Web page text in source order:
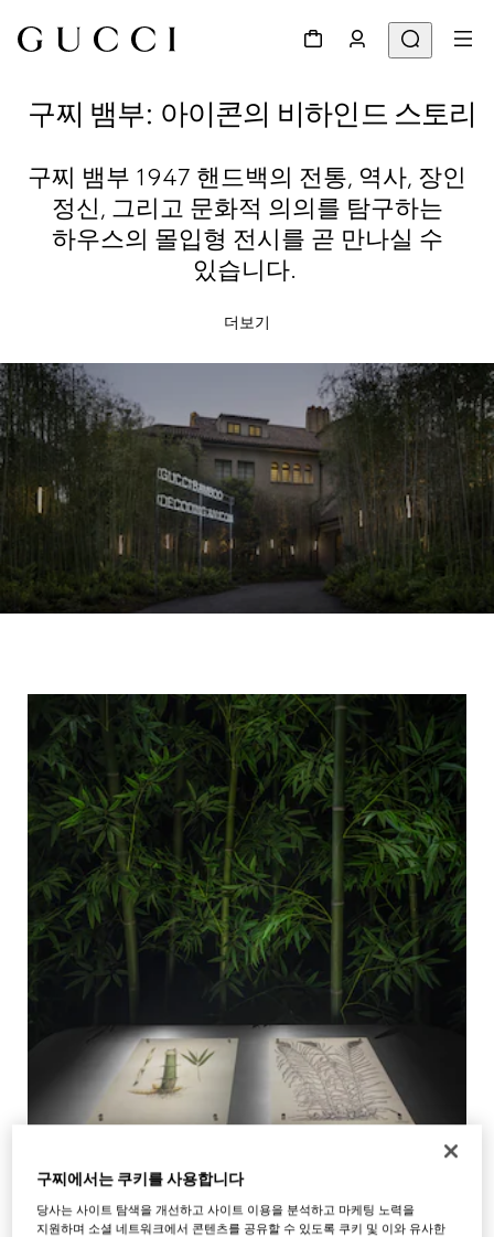
구찌 뱀부: 아이콘의 비하인드 스토리
구찌 뱀부 1947 핸드백의 전통, 역사, 장인
정신, 그리고 문화적 의의를 탐구하는
하우스의 몰입형 전시를 곧 만나실 수
있습니다.
더보기
구찌에서는 쿠키를 사용합니다
당사는 사이트 탐색을 개선하고 사이트 이용을 분석하고 마케팅 노력을
지원하며 소셜 네트워크에서 콘텐츠를 공유할 수 있도록 쿠키 및 이와 유사한